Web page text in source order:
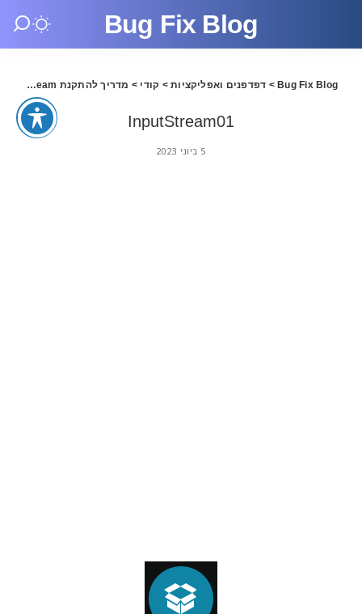
Bug Fix Blog
Bug Fix Blog
> דפדפנים ואפליקציות> קודי > מדריך להתקנת InputStream בקודי 20.1
InputStream01
5 ביוני 2023